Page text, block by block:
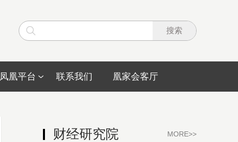
搜索
凤凰平台 联系我们 凰家会客厅
财经研究院 MORE>>